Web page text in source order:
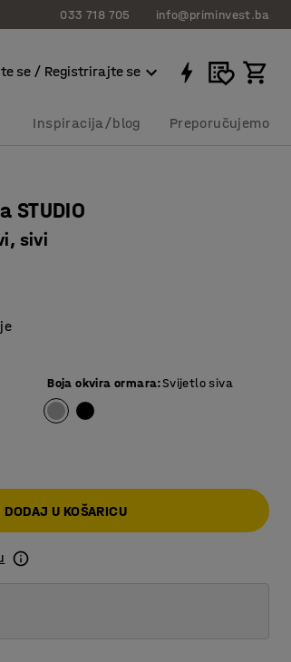
033 718 705 info@priminvest.ba
se / Registrirajte se
Inspiracija/blog Preporučujemo
sivi
Boja okvira ormara:Svijetlo siva
DODAJ U KOŠARICU